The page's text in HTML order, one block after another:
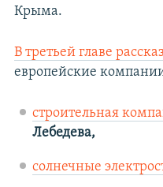
Крыма.
В третьей главе
европейские
строительная
Лебедева,
солнечные